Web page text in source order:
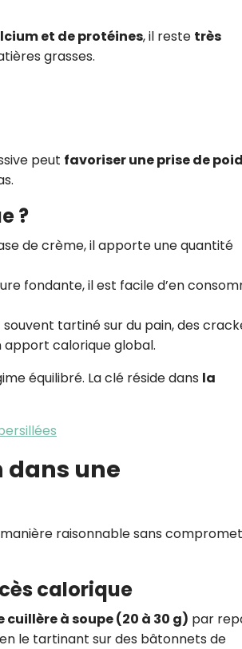
et de protéines, il reste très
grasses.
peut favoriser une prise de
?
de crème, il apporte une quantité
fondante, il est facile d’en
souvent tartiné sur du pain, des
apport calorique global.
équilibré. La clé réside dans la
dans une
raisonnable sans
calorique
cuillère à soupe (20 à 30 g) par
le tartinant sur des bâtonnets de